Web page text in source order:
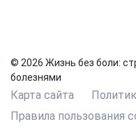
© 2026 Жизнь без боли:
болезнями
Карта сайта
Правила пользования